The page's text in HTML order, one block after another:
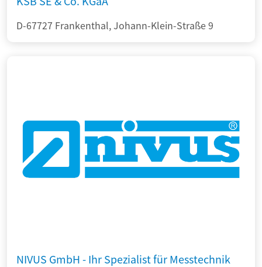
D-67727 Frankenthal, Johann-Klein-Straße 9
NIVUS GmbH - Ihr Spezialist für Messtechnik